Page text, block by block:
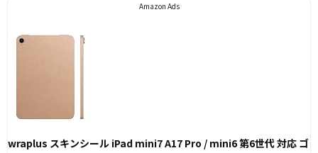
Amazon Ads
wraplus スキンシール iPad mini7 A17 Pro / mini6 第6世代 対応 ゴ